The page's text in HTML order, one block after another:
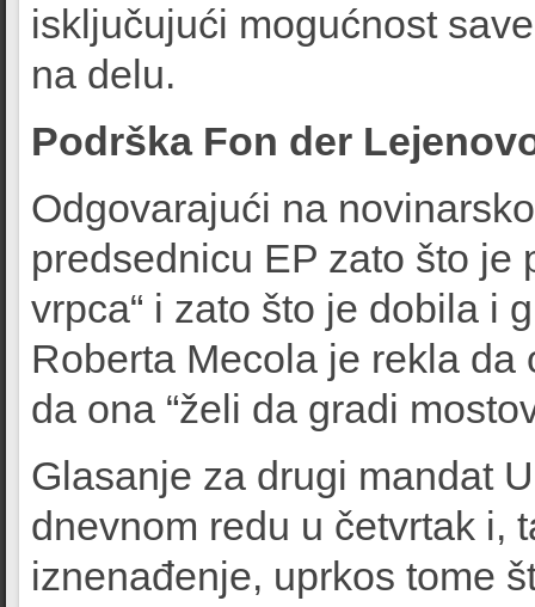
isključujući mogućnost
na delu.
Podrška Fon der
Odgovarajući na
predsednicu EP zato što je
vrpca“ i zato što je dobila i
Roberta Mecola je rekla da
da ona “želi da gradi
Glasanje za drugi mandat
dnevnom redu u četvrtak i,
iznenađenje, uprkos tome